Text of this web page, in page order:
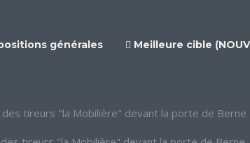
générales Meilleure cible
tireurs "la Mobilière" devant la porte de Berne